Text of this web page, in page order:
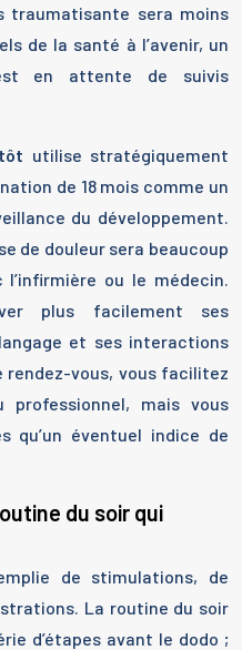
traumatisante sera moins
de la santé à l’avenir, un
en attente de suivis
utilise stratégiquement
de 18 mois comme un
du développement.
de douleur sera beaucoup
ou le médecin.
plus facilement ses
et ses interactions
rendez-vous, vous facilitez
mais vous
qu’un éventuel indice de
du soir qui
de stimulations, de
La routine du soir
d’étapes avant le dodo ;